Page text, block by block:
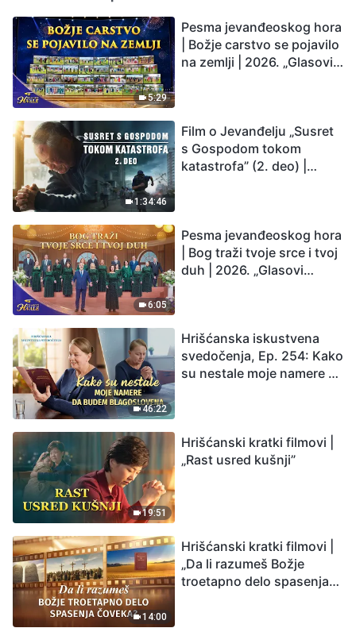
5:29
Pesma jevanđeoskog hora
| Božje carstvo se pojavilo
na zemlji | 2026. „Glasovi
1:34:46
Film o Jevanđelju „Susret
s Gospodom tokom
katastrofa” (2. deo) |
Čovečanstvo ulazi u
odbrojavanje. Da li ste
pronašli način da
6:05
Pesma jevanđeoskog hora
| Bog traži tvoje srce i tvoj
duh | 2026. „Glasovi
46:22
Hrišćanska iskustvena
svedočenja, Ep. 254: Kako
su nestale moje namere da
19:51
Hrišćanski kratki filmovi |
„Rast usred kušnji”
14:00
Hrišćanski kratki filmovi |
„Da li razumeš Božje
troetapno delo spasenja